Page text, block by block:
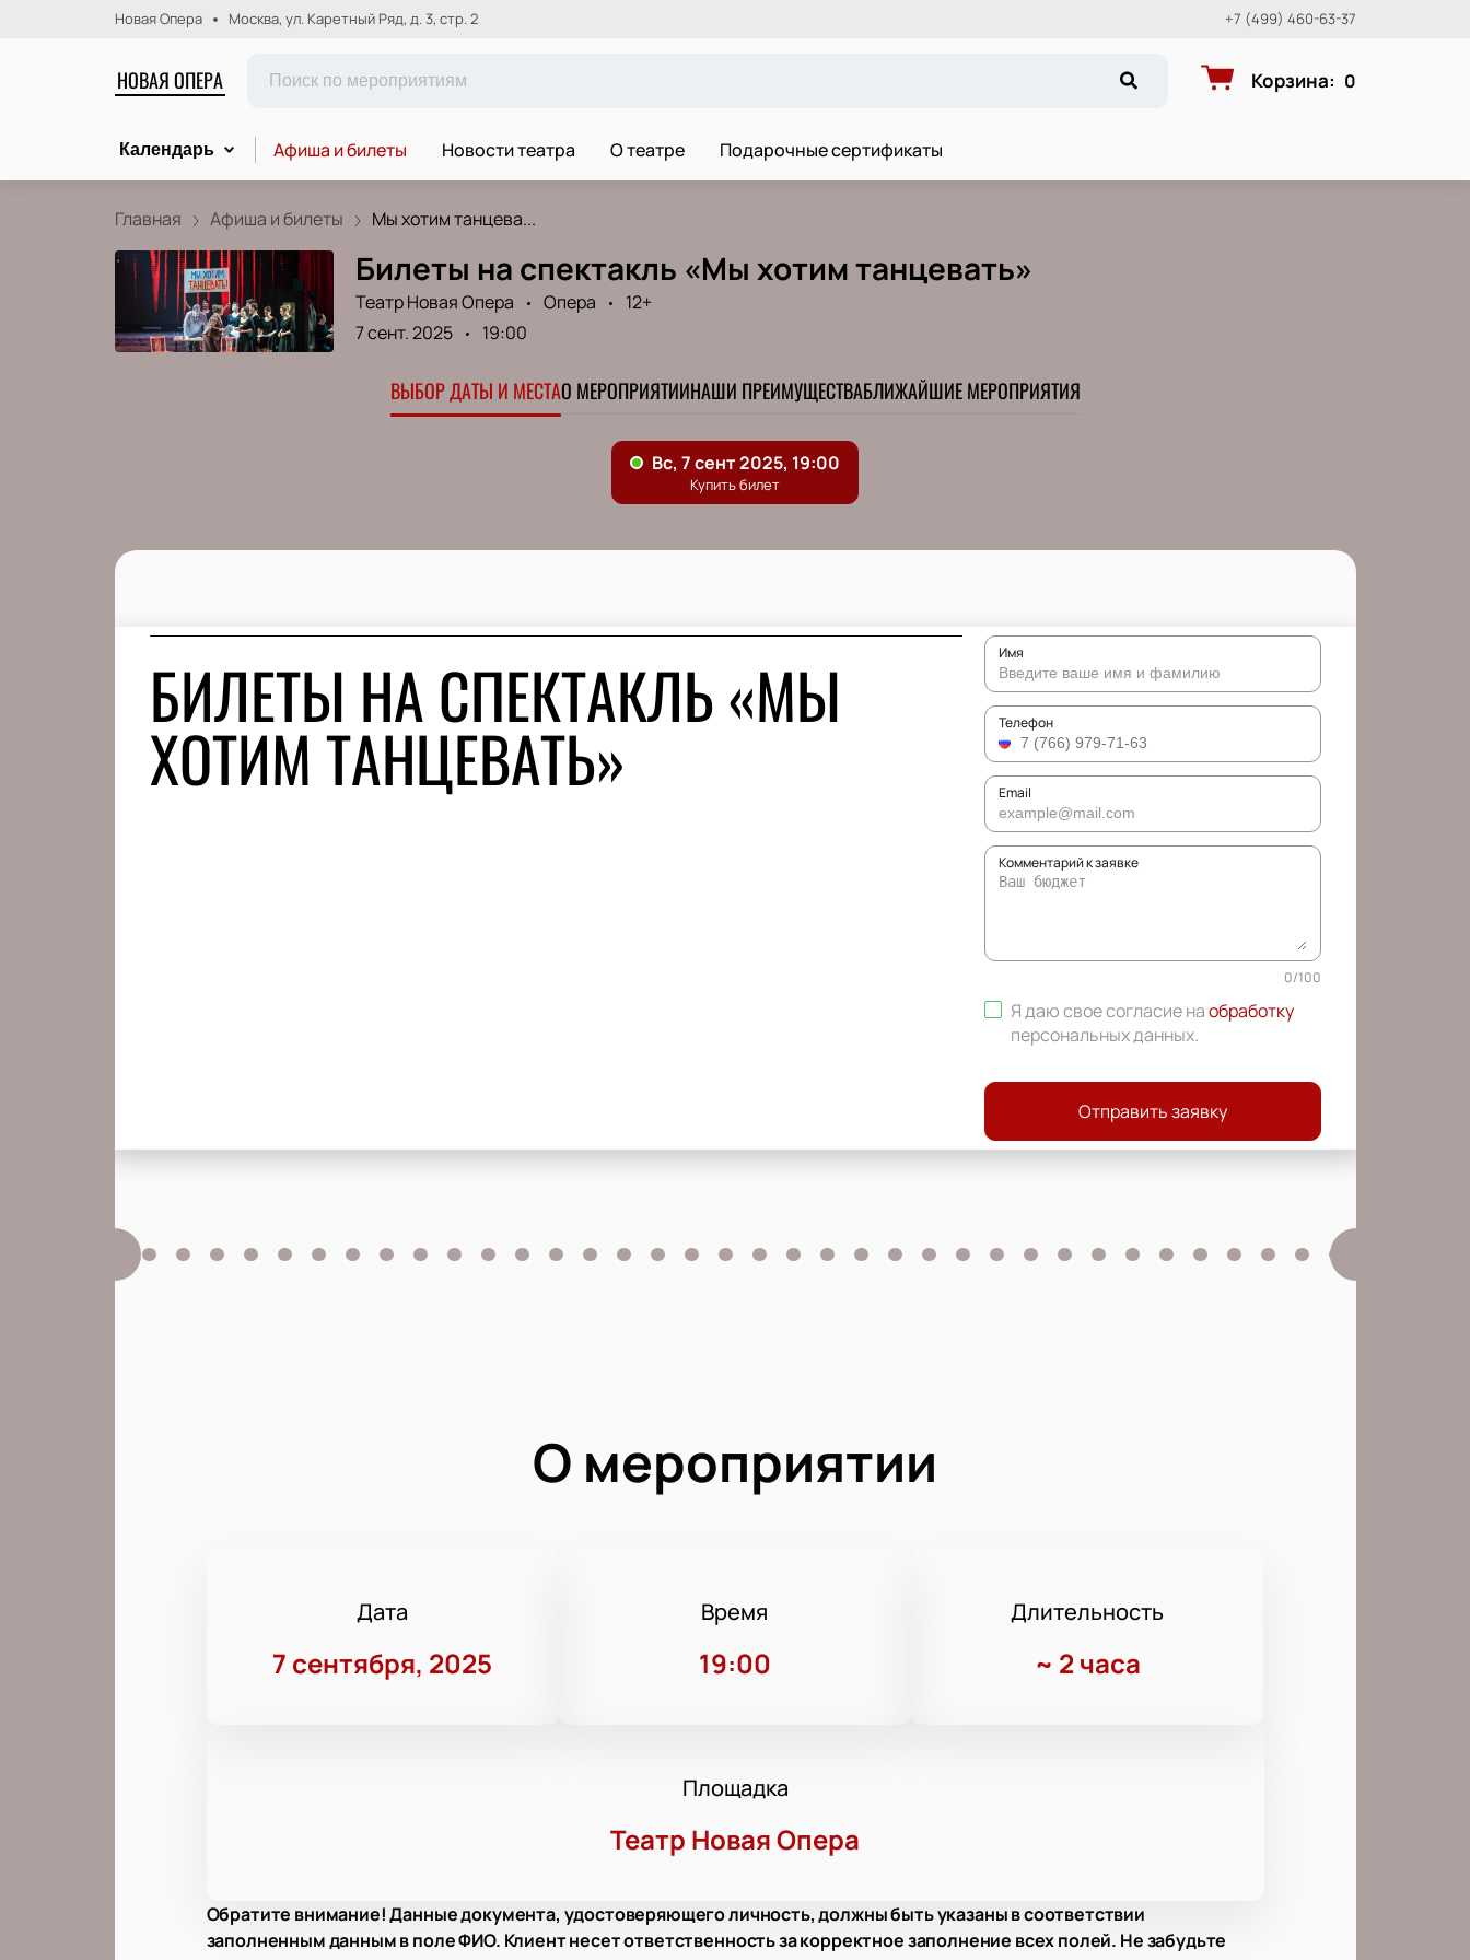
Новая Опера Москва, ул. Каретный Ряд, д. 3, стр. 2 +7 (499) 460-63-37
НОВАЯ ОПЕРА Корзина: 0
Календарь Афиша и билеты Новости театра О театре Подарочные сертификаты
Главная Афиша и билеты Мы хотим танцева...
Билеты на спектакль «Мы хотим танцевать»
Театр Новая Опера Опера
12+
7 сент. 2025
19:00
ВЫБОР ДАТЫ И МЕСТАО МЕРОПРИЯТИИНАШИ ПРЕИМУЩЕСТВАБЛИЖАЙШИЕ МЕРОПРИЯТИЯ
БИЛЕТЫ НА СПЕКТАКЛЬ «МЫ
ХОТИМ ТАНЦЕВАТЬ»
Имя
Телефон
Email
Комментарий к заявке
0/100
Я даю свое согласие наобработку
персональных данных.
Отправить заявку
О мероприятии
Дата
7 сентября, 2025
Время
19:00
Длительность
~ 2 часа
Площадка
Театр Новая Опера
Обратите внимание! Данные документа, удостоверяющего личность, должны быть указаны в соответствии
заполненным данным в поле ФИО. Клиент несет ответственность за корректное заполнение всех полей. Не забудьте